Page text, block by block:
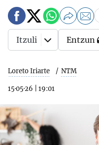
Loreto Iriarte NTM
15·05·26 19:01
Itzuli Entzun